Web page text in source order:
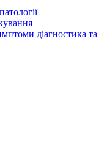
діагностика та